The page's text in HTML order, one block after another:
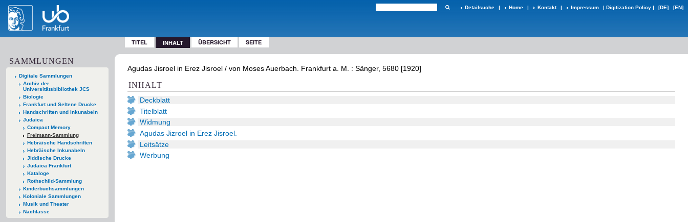
Detailsuche | Home | Kontakt | Impressum | Digitization Policy | [DE] [EN]
TITEL INHALT ÜBERSICHT SEITE
SAMMLUNGEN
Digitale Sammlungen
Archiv der
Universitätsbibliothek JCS
Biologie
Frankfurt und Seltene Drucke
Handschriften und Inkunabeln
Judaica
Compact Memory
Freimann-Sammlung
Hebräische Handschriften
Hebräische Inkunabeln
Jiddische Drucke
Judaica Frankfurt
Kataloge
Rothschild-Sammlung
Kinderbuchsammlungen
Koloniale Sammlungen
Musik und Theater
Nachlässe
Agudas Jisroel in Erez Jisroel / von Moses Auerbach. Frankfurt a. M. : Sänger, 5680 [1920]
INHALT
Deckblatt
Titelblatt
Widmung
Agudas Jizroel in Erez Jisroel.
Leitsätze
Werbung